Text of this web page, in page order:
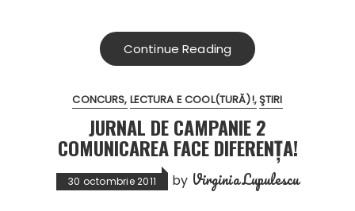
Continue Reading
CONCURS LECTURA E COOL(TURĂ)! ŞTIRI
JURNAL DE CAMPANIE 2
COMUNICAREA FACE DIFERENŢA!
30 octombrie 2011 by Virginia Lupulescu